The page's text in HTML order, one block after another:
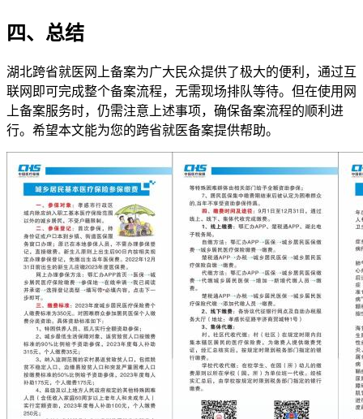
四、总结
湖北跨省就医网上备案为广大民众提供了极大的便利，通过互
联网即可完成整个备案流程，无需现场排队等待。但在使用网
上备案服务时，仍需注意上述事项，确保备案流程的顺利进
行。希望本文能为您的跨省就医备案提供帮助。